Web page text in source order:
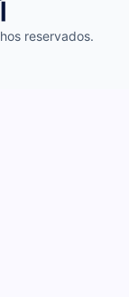
reservados.